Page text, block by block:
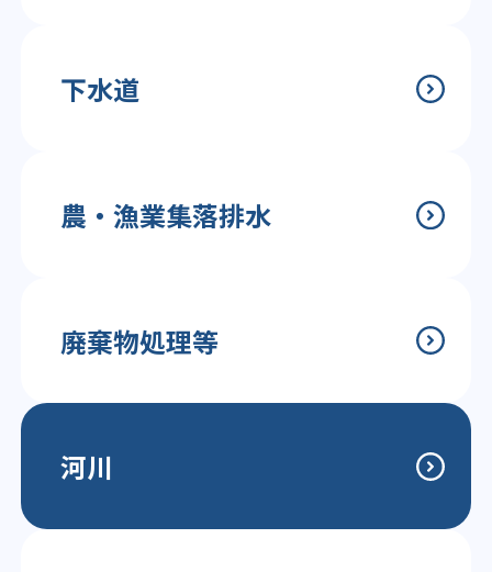
下水道
農・漁業集落排水
廃棄物処理等
河川